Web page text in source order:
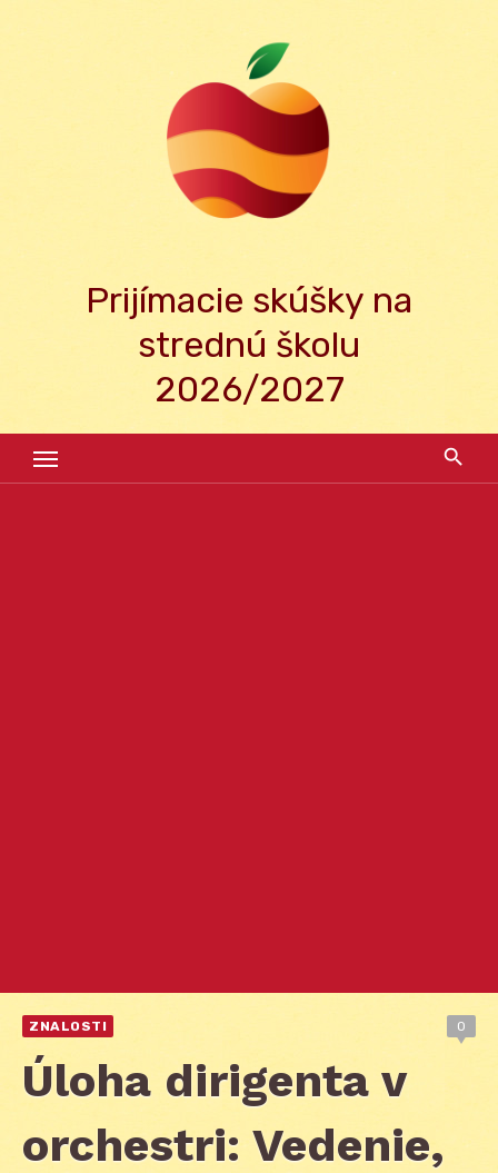
Prijímacie skúšky na
strednú školu
2026/2027
ZNALOSTI 0
Úloha dirigenta v
orchestri: Vedenie,